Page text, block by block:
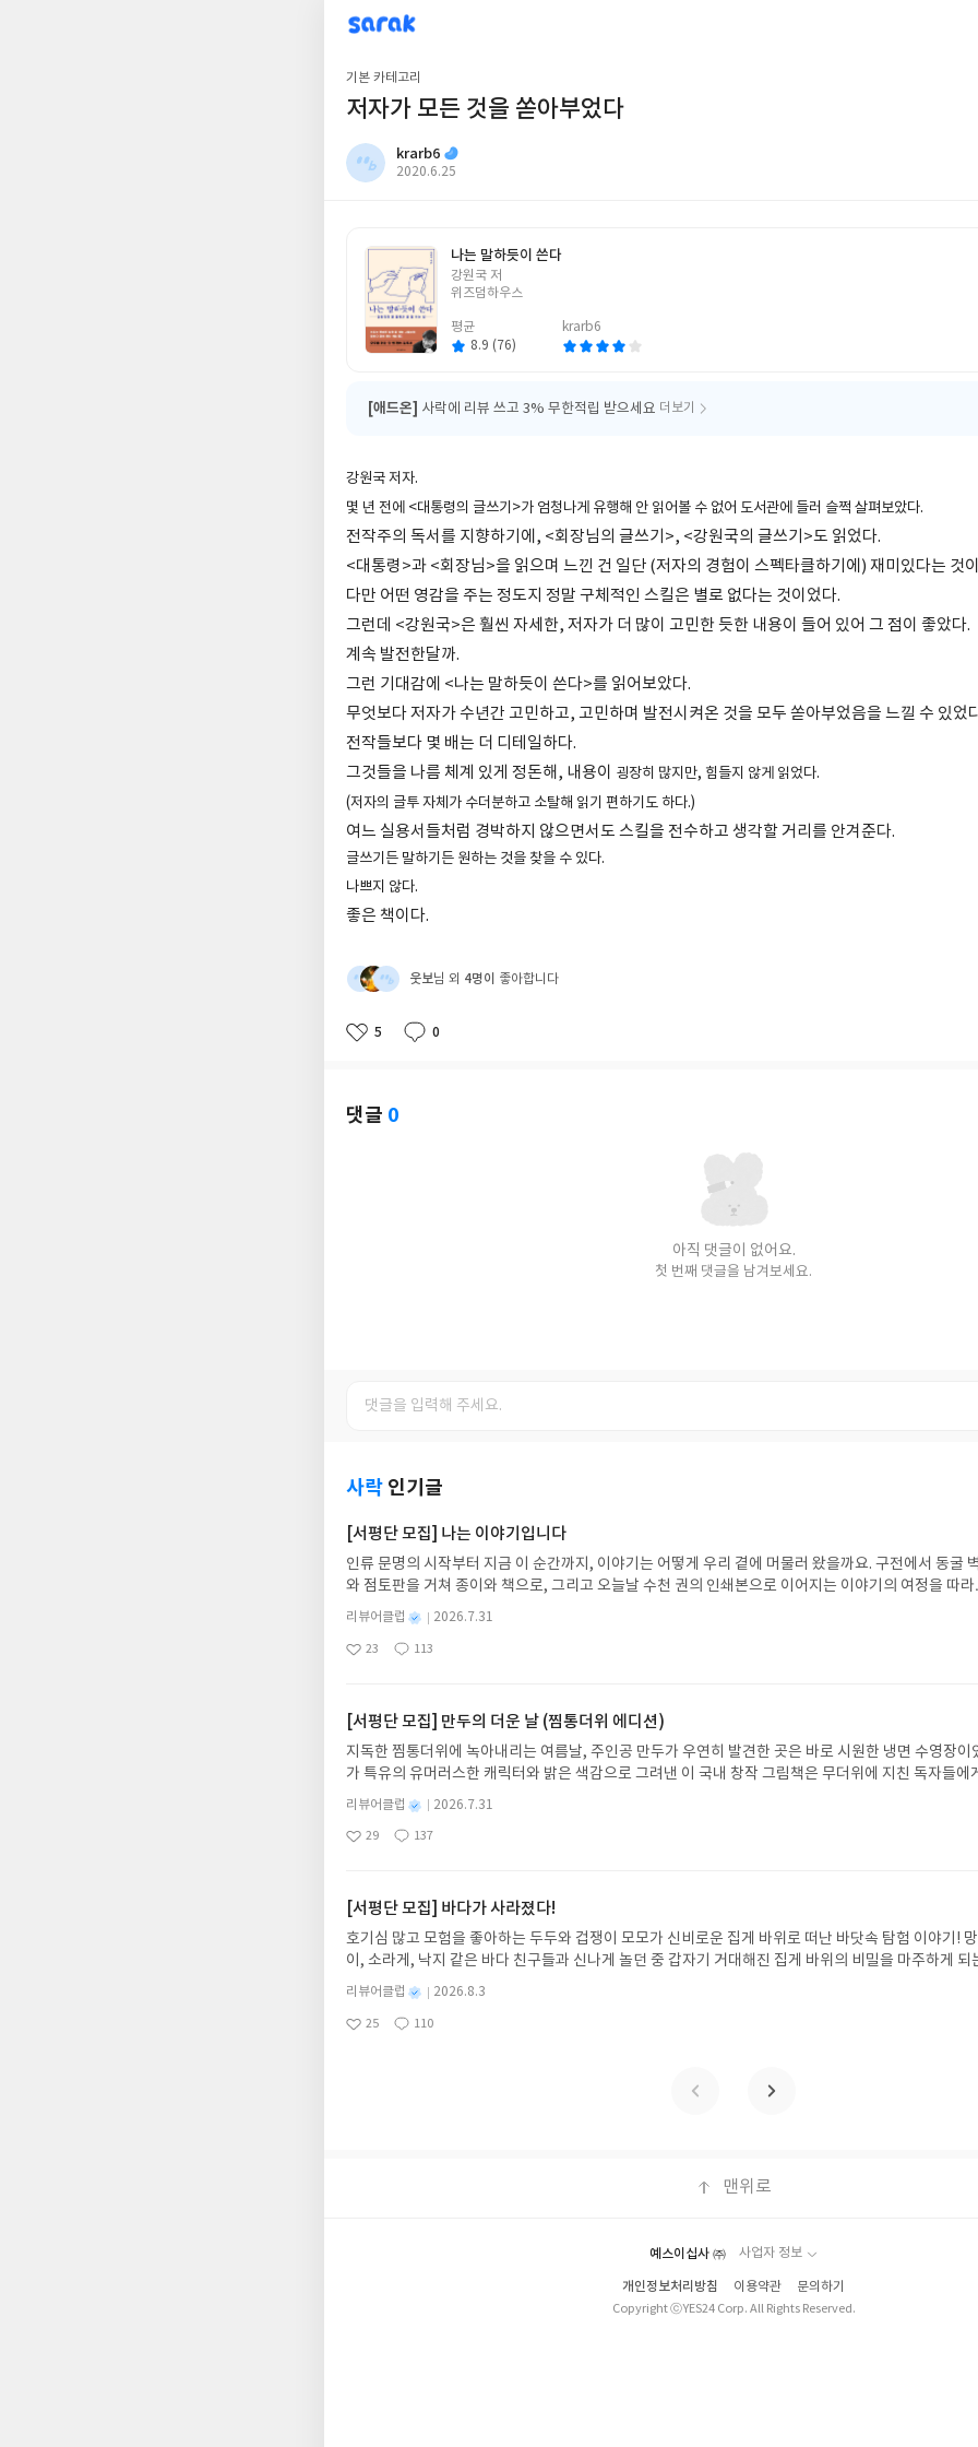
sarak
krarb6
기본 카테고리
저자가 모든 것을 쏟아부었다
krarb6
작
2020.6.25
나는 말하듯이 쓴다
글
쓴
강원국 저
위즈덤하우스
평균
8.9 (76)
krarb6
[애드온] 사락에 리뷰 쓰고 3% 무한적립 받으세요 더보기
강원국 저자.
몇 년 전에 <대통령의 글쓰기>가 엄청나게 유행해 안 읽어볼 수 없어 도서관에 들러 슬쩍 살펴보았다.
전작주의 독서를 지향하기에, <회장님의 글쓰기>, <강원국의 글쓰기>도 읽었다.
<대통령>과 <회장님>을 읽으며 느낀 건 일단 (저자의 경험이 스펙타클하기에) 재미있다는 것
다만 어떤 영감을 주는 정도지 정말 구체적인 스킬은 별로 없다는 것이었다.
그런데 <강원국>은 훨씬 자세한, 저자가 더 많이 고민한 듯한 내용이 들어 있어 그 점이 좋았다.
계속 발전한달까.
그런 기대감에 <나는 말하듯이 쓴다>를 읽어보았다.
무엇보다 저자가 수년간 고민하고, 고민하며 발전시켜온 것을 모두 쏟아부었음을 느낄 수 있었
전작들보다 몇 배는 더 디테일하다.
그것들을 나름 체계 있게 정돈해, 내용이 굉장히 많지만, 힘들지 않게 읽었다.
(저자의 글투 자체가 수더분하고 소탈해 읽기 편하기도 하다.)
여느 실용서들처럼 경박하지 않으면서도 스킬을 전수하고 생각할 거리를 안겨준다.
글쓰기든 말하기든 원하는 것을 찾을 수 있다.
나쁘지 않다.
좋은 책이다.
웃보님 외 4명이 좋아합니다
좋
5
댓
0
작
댓글 0
아직 댓글이 없어요.
첫 번째 댓글을 남겨보세요.
사락 인기글
[서평단 모집] 나는 이야기입니다
인류 문명의 시작부터 지금 이 순간까지, 이야기는 어떻게 우리 곁에 머물러 왔을까요. 구전에서 동굴
와 점토판을 거쳐 종이와 책으로, 그리고 오늘날 수천 권의 인쇄본으로 이어지는 이야기의 여정을 따라
는 그림책입니다. 때로는 즐거움을, 때로는 위로를, 때로는 두려움의 대상이 되기도 했던 이야기가 우
상에 어떻게 녹아들어 있는지 되짚어보며 이야기가 지닌 본질적 가치와 이야기를 누리는 기쁨을 다시
하게 합니다.나는 이야기입니다글쓴이댄 야카리노 글/유수현 역출판사소원나무 예스24 바로가기 닫
불가)▶ 서평단 신청 방법 : 기대평 댓글을 작성해주세요! 먼저 작성한 리뷰를 올려주시면 당첨확률이
갑니다!! ※ 신청 전, 꼭 확인해주세요!- '사락' 개설 후, 이 글의 댓글로 신청해주세요.- 기존 YES블로그
'사락'으로 개편되어 별도로 개설하지 않으셔도 됩니다. ▶ 도서/상품 발송- 도서/상품은 최근 배송지
닌 회원정보상의 주소/연락처 (클릭 시 수정 가능)로 발송됩니다.- 주소/연락처에 문제가 있을 시 선정
제외되거나 배송에서 누락될 수 있습니다(재발송 불가). ▶ 리뷰 작성- 도서/상품을 받고 2주 이내 리
작성해주셔야 합니다. (포스트가 아닌 '리뷰'로 작성)- 기간내 미작성, 불성실한 리뷰, 도서/상품과 무
별
리뷰어클럽
성
2026.7.31
좋
23
댓
113
작
[서평단 모집] 만두의 더운 날 (찜통더위 에디션)
지독한 찜통더위에 녹아내리는 여름날, 주인공 만두가 우연히 발견한 곳은 바로 시원한 냉면 수영장이
가 특유의 유머러스한 캐릭터와 밝은 색감으로 그려낸 이 국내 창작 그림책은 무더위에 지친 독자들에
위가 싹 가시는 통쾌한 탈출구를 선사합니다. 소원나무 베스트셀러 시리즈의 세 번째 이야기로, 만두
냉면 물결 속에서 짜릿한 여름 해방감을 만끽하는 모습이 마음속까지 시원하게 파고듭니다.만두의 더
션)글쓴이윤식이 저출판사소원나무 예스24 바로가기 닫기모집인원 : 5명신청기간 : 2026.07.31 ~
첨확률이 올라갑니다!! ※ 신청 전, 꼭 확인해주세요!- '사락' 개설 후, 이 글의 댓글로 신청해주세요.-
락'으로 개편되어 별도로 개설하지 않으셔도 됩니다. ▶ 도서/상품 발송- 도서/상품은 최근 배송지가
소/연락처 (클릭 시 수정 가능)로 발송됩니다.- 주소/연락처에 문제가 있을 시 선정에서 제외되거나 배
습니다(재발송 불가). ▶ 리뷰 작성- 도서/상품을 받고 2주 이내 리뷰를 작성해주셔야 합니다. (포스트
성)- 기간내 미작성, 불성실한 리뷰, 도서/상품과 무관한 리뷰 작성 시 이후 선정에서 제외될 수 있습니
개인의 감상이 포함된 300자 이상의 리뷰를 권장합니다.
별
리뷰어클럽
성
2026.7.31
좋
29
댓
137
작
[서평단 모집] 바다가 사라졌다!
호기심 많고 모험을 좋아하는 두두와 겁쟁이 모모가 신비로운 집게 바위로 떠난 바닷속 탐험 이야기!
이, 소라게, 낙지 같은 바다 친구들과 신나게 놀던 중 갑자기 거대해진 집게 바위의 비밀을 마주하게 되
데, 과연 바다에 무슨 일이 벌어진 걸까요? 상상력을 자극하는 환상적인 해양 모험 동화 속으로 풍덩 빠
보세요!바다가 사라졌다!글쓴이서휘 글출판사풀빛 예스24 바로가기 닫기모집인원 : 20명신청기간 :
6.08.03 ~ 2026.08.07발표일자 : 2026.08.13리뷰 작성기한 : 도서/상품 받고 2주 이내 ▶ 주소/연락
해주세요!- '사락' 개설 후, 이 글의 댓글로 신청해주세요.- 기존 YES블로그는 '사락'으로 개편되어 별
스트가 아닌 '리뷰'로 작성)- 기간내 미작성, 불성실한 리뷰, 도서/상품과 무관한 리뷰 작성 시 이후 선
별
리뷰어클럽
성
2026.8.3
좋
25
댓
110
작
맨위로
예스이십사 ㈜ 사업자 정보
개인정보처리방침 이용약관
문의하기
Copyright ⓒYES24 Corp. All Rights Reserved.